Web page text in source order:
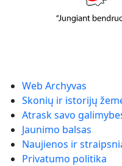
Web Archyvas
Skonių ir istorijų
Atrask savo
Jaunimo balsas
Naujienos ir
Privatumo politika